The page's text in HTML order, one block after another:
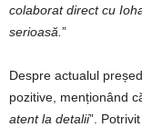
colaborat direct cu
serioasă. ”
Despre actualul
pozitive, menționând
atent la detalii”.